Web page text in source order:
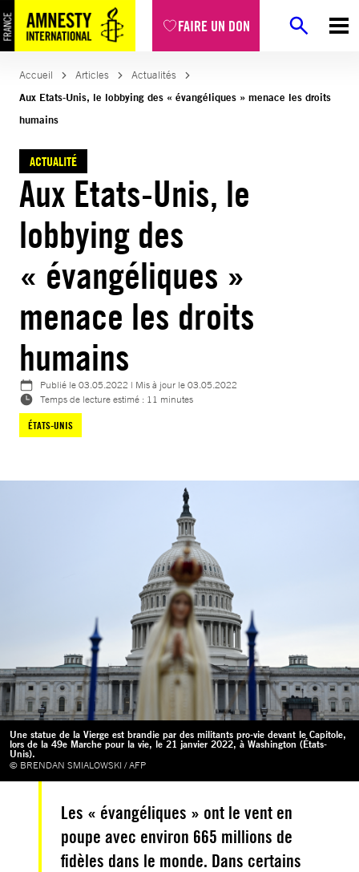
FAIRE UN DON
Aller
au
contenu
Accueil Articles
Actualités
Aux Etats-Unis, le lobbying des « évangéliques » menace les droits
humains
ACTUALITÉ
Aux Etats-Unis, le
lobbying des
« évangéliques »
menace les droits
humains
Publié le03.05.2022 | Mis à jour le03.05.2022
Temps de lecture estimé : 11 minutes
ÉTATS-UNIS
Une statue de la Vierge est brandie par des militants pro-vie devant le Capitole,
lors de la 49e Marche pour la vie, le 21 janvier 2022, à Washington (États-
Unis).
© BRENDAN SMIALOWSKI / AFP
Les « évangéliques » ont le vent en
poupe avec environ 665 millions de
fidèles dans le monde. Dans certains